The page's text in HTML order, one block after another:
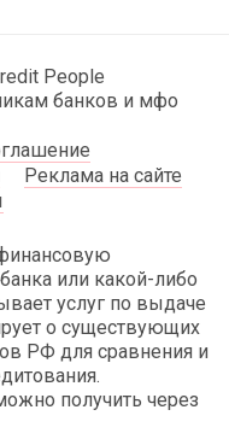
People
банков и мфо
Реклама на сайте
или какой-либо
услуг по выдаче
о существующих
РФ для сравнения и
получить через